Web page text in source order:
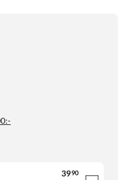
3990